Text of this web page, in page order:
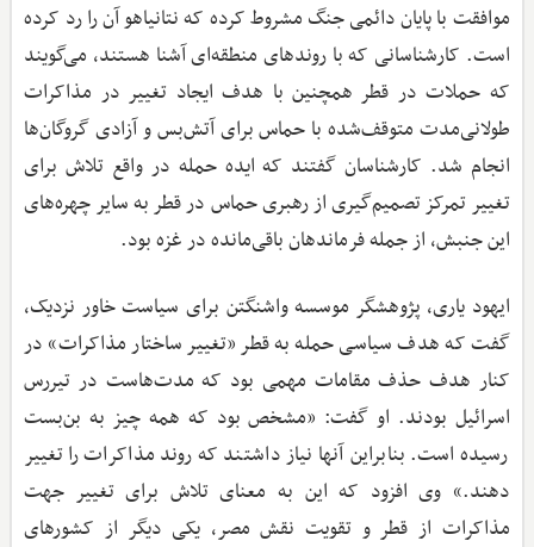
موافقت با پایان دائمی جنگ مشروط کرده که نتانیاهو آن را رد کرده
است. کارشناسانی که با روندهای منطقه‌ای آشنا هستند، می‌گویند
که حملات در قطر همچنین با هدف ایجاد تغییر در مذاکرات
طولانی‌مدت متوقف‌شده با حماس برای آتش‌بس و آزادی گروگان‌ها
انجام شد. کارشناسان گفتند که ایده حمله در واقع تلاش برای
تغییر تمرکز تصمیم‌گیری از رهبری حماس در قطر به سایر چهره‌های
این جنبش، از جمله فرماندهان باقی‌مانده در غزه بود.
ایهود یاری، پژوهشگر موسسه واشنگتن برای سیاست خاور نزدیک،
گفت که هدف سیاسی حمله به قطر «تغییر ساختار مذاکرات» در
کنار هدف حذف مقامات مهمی بود که مدت‌هاست در تیررس
اسرائیل بودند. او گفت: «مشخص بود که همه چیز به بن‌بست
رسیده است. بنابراین آنها نیاز داشتند که روند مذاکرات را تغییر
دهند.» وی افزود که این به معنای تلاش برای تغییر جهت
مذاکرات از قطر و تقویت نقش مصر، یکی دیگر از کشورهای